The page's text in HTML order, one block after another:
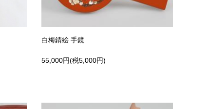
白梅錆絵 手鏡
55,000円(税5,000円)